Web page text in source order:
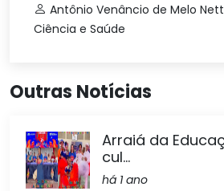
Antônio Venâncio de Melo
Ciência e Saúde
Outras Notícias
Arraiá da
cul...
há 1 ano